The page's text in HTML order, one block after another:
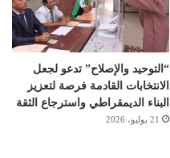
“التوحيد والإصلاح” تدعو لجعل
الانتخابات القادمة فرصة لتعزيز
البناء الديمقراطي واسترجاع الثقة
21 يوليو، 2026